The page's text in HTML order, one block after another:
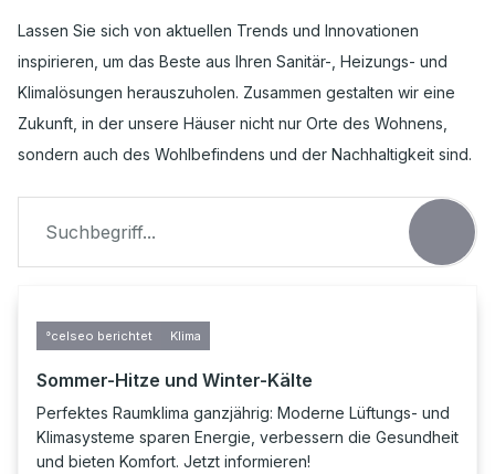
Lassen Sie sich von aktuellen Trends und Innovationen
inspirieren, um das Beste aus Ihren Sanitär-, Heizungs- und
Klimalösungen herauszuholen. Zusammen gestalten wir eine
Zukunft, in der unsere Häuser nicht nur Orte des Wohnens,
sondern auch des Wohlbefindens und der Nachhaltigkeit sind.
°celseo berichtet Klima
Sommer-Hitze und Winter-Kälte
Perfektes Raumklima ganzjährig: Moderne Lüftungs- und
Klimasysteme sparen Energie, verbessern die Gesundheit
und bieten Komfort. Jetzt informieren!